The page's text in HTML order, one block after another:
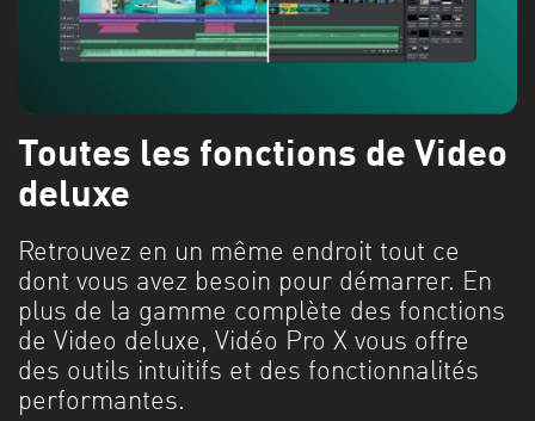
Toutes les fonctions de Video
deluxe
Retrouvez en un même endroit tout ce
dont vous avez besoin pour démarrer. En
plus de la gamme complète des fonctions
de Video deluxe, Vidéo Pro X vous offre
des outils intuitifs et des fonctionnalités
performantes.